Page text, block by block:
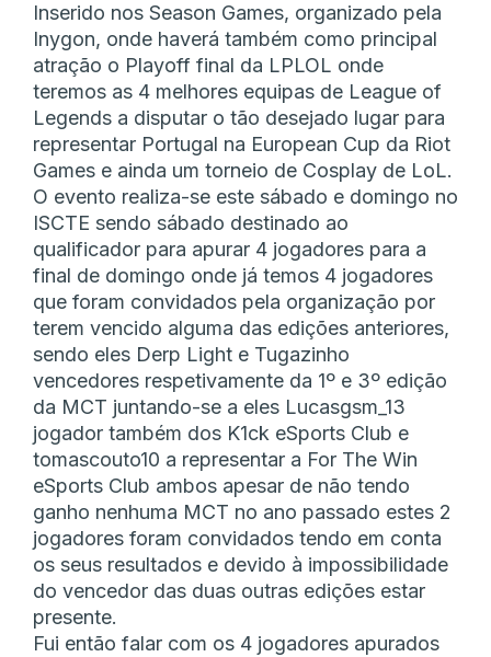
Inserido nos Season Games, organizado pela
Inygon, onde haverá também como principal
atração o Playoff final da LPLOL onde
teremos as 4 melhores equipas de League of
Legends a disputar o tão desejado lugar para
representar Portugal na European Cup da Riot
Games e ainda um torneio de Cosplay de LoL.
O evento realiza-se este sábado e domingo no
ISCTE sendo sábado destinado ao
qualificador para apurar 4 jogadores para a
final de domingo onde já temos 4 jogadores
que foram convidados pela organização por
terem vencido alguma das edições anteriores,
sendo eles Derp Light e Tugazinho
vencedores respetivamente da 1º e 3º edição
da MCT juntando-se a eles Lucasgsm_13
jogador também dos K1ck eSports Club e
tomascouto10 a representar a For The Win
eSports Club ambos apesar de não tendo
ganho nenhuma MCT no ano passado estes 2
jogadores foram convidados tendo em conta
os seus resultados e devido à impossibilidade
do vencedor das duas outras edições estar
presente.
Fui então falar com os 4 jogadores apurados